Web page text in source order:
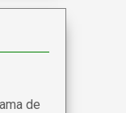
de